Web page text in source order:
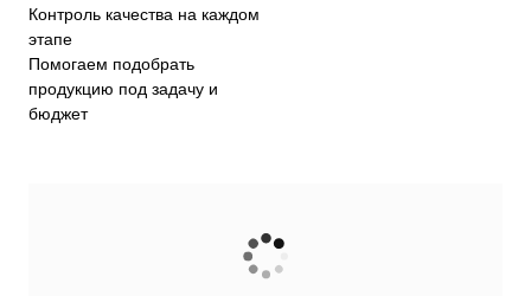
Контроль качества на каждом
этапе
Помогаем подобрать
продукцию под задачу и
бюджет